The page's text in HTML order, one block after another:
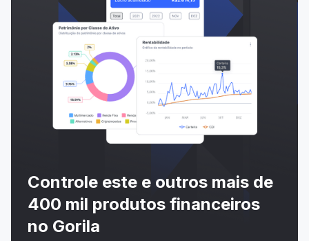
Controle este e outros mais de
400 mil produtos financeiros
no Gorila